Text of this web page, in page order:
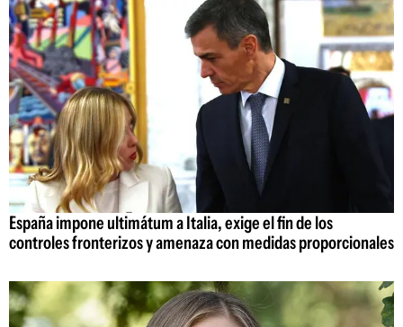
España impone ultimátum a Italia, exige el fin de los
controles fronterizos y amenaza con medidas proporcionales